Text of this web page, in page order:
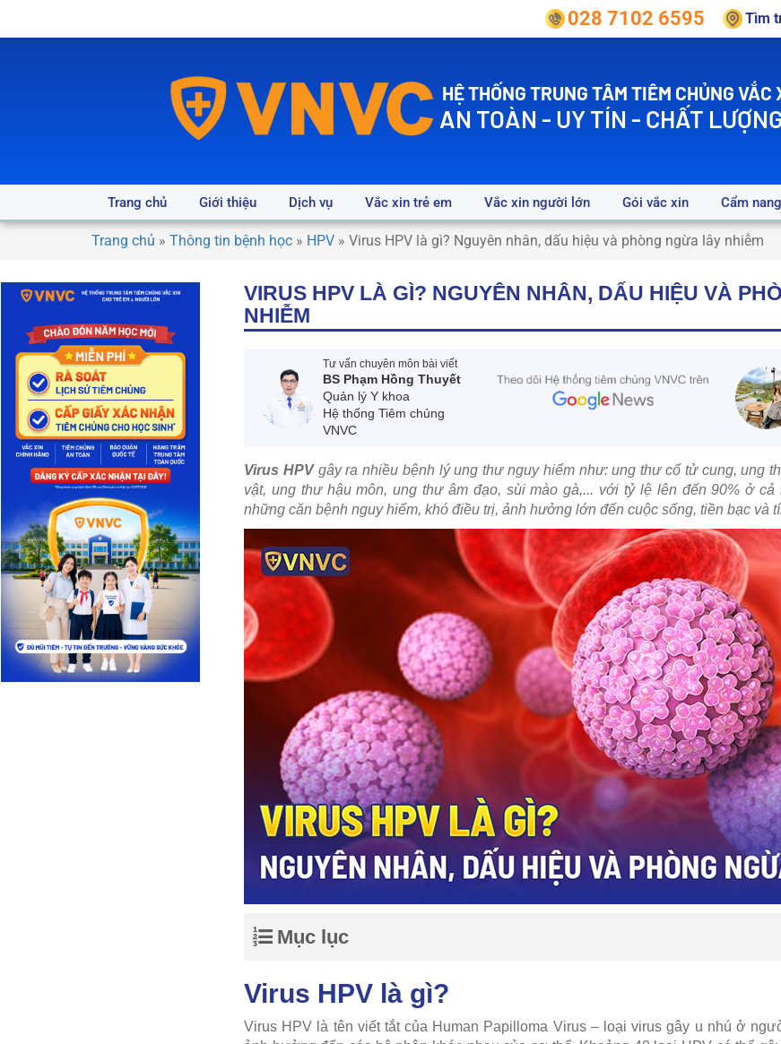
028 7102 6595 Tìm
HỆ THỐNG TRUNG TÂM TIÊM CHỦNG
AN TOÀN - UY TÍN - CHẤT
Trang chủ Giới thiệu Dịch vụ Vắc xin trẻ em Vắc xin người lớn Gói vắc xin Cẩm nang
Trang chủ » Thông tin bệnh học » HPV » Virus HPV là gì? Nguyên nhân, dấu hiệu và phòng ngừa lây nhiễm
VIRUS HPV LÀ GÌ? NGUYÊN NHÂN, DẤU HIỆU VÀ
NHIỄM
Tư vấn chuyên môn bài viết
BS Phạm Hồng Thuyết
Quản lý Y khoa
Hệ thống Tiêm chủng
VNVC
Virus HPVgây ra nhiều bệnh lý ung thư nguy hiểm như: ung thư cổ tử cung, ung
vật, ung thư hậu môn, ung thư âm đạo, sùi mào gà,... với tỷ lệ lên đến 90% ở
những căn bệnh nguy hiểm, khó điều trị, ảnh hưởng lớn đến cuộc sống, tiền bạc và
Mục lục
Virus HPV là gì?
Virus HPV là tên viết tắt của Human Papilloma Virus – loại virus gây u nhú ở